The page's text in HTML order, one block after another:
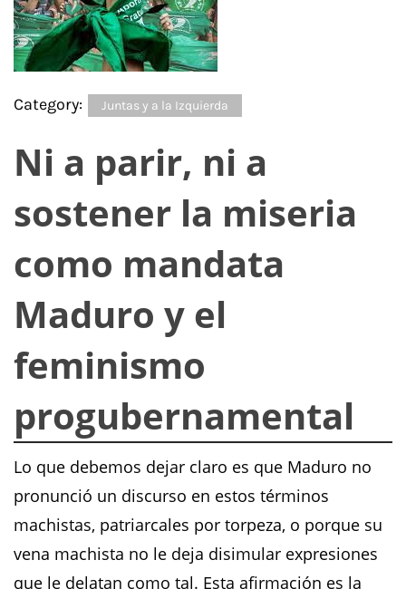
Category: Juntas y a la Izquierda
Ni a parir, ni a
sostener la miseria
como mandata
Maduro y el
feminismo
progubernamental
Lo que debemos dejar claro es que Maduro no
pronunció un discurso en estos términos
machistas, patriarcales por torpeza, o porque su
vena machista no le deja disimular expresiones
que le delatan como tal. Esta afirmación es la